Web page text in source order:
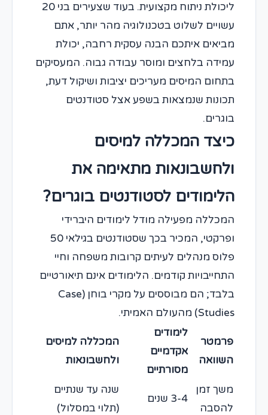
ליכולת ניתוח מקצועית. בעוד שצעירים בני 20
עשויים לשלוט בטכנולוגיה מהר יותר, אתם
מביאים איתכם הבנה עסקית רחבה, יכולת
עמידה בלחצים ומוסר עבודה גבוה. המעסיקים
בתחום המיסים מעריכים יציבות ושיקול דעת,
תכונות שנמצאות בשפע אצל סטודנטים
בוגרים.
כיצד המכללה למיסים
ולחשבונאות מתאימה את
הלימודים לסטודנטים בוגרים?
המכללה מפעילה מודל לימודים היברידי
ופרקטי, המכיר בכך שסטודנטים בגילאי 50
פלוס מנהלים לעיתים קרובות משפחה וחיי
התחייבויות קודמים. הלימודים אינם תיאורטיים
בלבד; הם מבוססים על מקרי בוחן (Case
Studies) מהעולם האמיתי.
פרמטר
השוואה
לימודים
אקדמיים
מסורתיים
המכללה למיסים
ולחשבונאות
משך זמן
להסבה
3-4 שנים
שנה עד שנתיים
(תלוי במסלול)